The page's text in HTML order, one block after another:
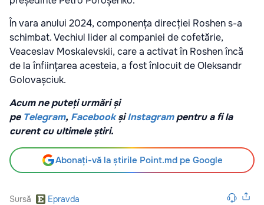
În vara anului 2024, componența direcției Roshen s-a
schimbat. Vechiul lider al companiei de cofetărie,
Veaceslav Moskalevskii, care a activat în Roshen încă
de la înființarea acesteia, a fost înlocuit de Oleksandr
Golovașciuk.
Acum ne puteți urmări și
pe Telegram, Facebook șiInstagrampentru a fi la
curent cu ultimele știri.
Abonați-vă la știrile Point.md pe Google
Sursă Epravda